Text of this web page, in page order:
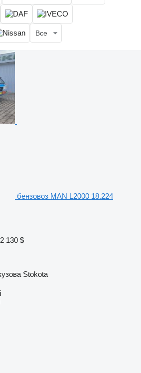
Все
бензовоз MAN L2000 18.224
130 $
Stokota